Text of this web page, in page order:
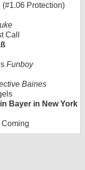
Protection)
Call
Funboy
Baines
Bayer in New York